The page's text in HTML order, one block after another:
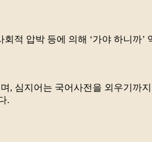
적 압박 등에 의해 ‘가야 하니까’
, 심지어는 국어사전을 외우기까
.